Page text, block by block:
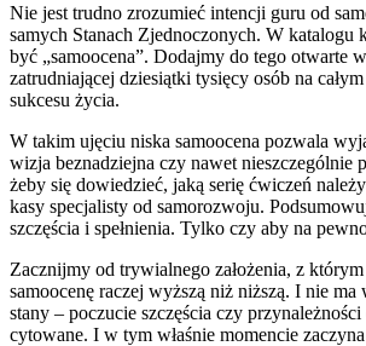
Nie jest trudno zrozumieć intencji guru od
samych Stanach Zjednoczonych. W katalogu
być „samoocena”. Dodajmy do tego otwarte
zatrudniającej dziesiątki tysięcy osób na
sukcesu życia.
W takim ujęciu niska samoocena pozwala
wizja beznadziejna czy nawet nieszczególnie
żeby się dowiedzieć, jaką serię ćwiczeń
kasy specjalisty od samorozwoju.
szczęścia i spełnienia. Tylko czy aby na
Zacznijmy od trywialnego założenia, z
samoocenę raczej wyższą niż niższą. I nie
stany – poczucie szczęścia czy
cytowane. I w tym właśnie momencie